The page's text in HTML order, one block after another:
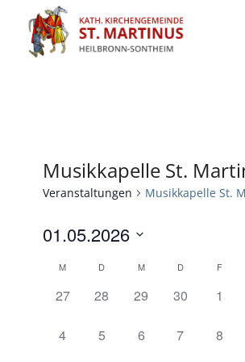
Musikkapelle St.
Veranstaltungen Musikkapelle St.
01.05.2026
Kalender
von
Veranstaltungen
M D M D F
0
27
0
28
0
29
0
30
0
1
0
4
0
5
0
6
0
7
0
8